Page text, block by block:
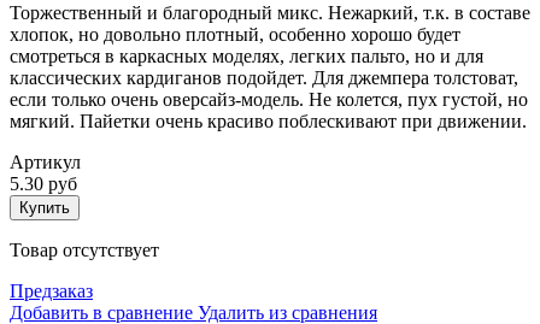
Торжественный и благородный микс. Нежаркий, т.к. в составе
хлопок, но довольно плотный, особенно хорошо будет
смотреться в каркасных моделях, легких пальто, но и для
классических кардиганов подойдет. Для джемпера толстоват,
если только очень оверсайз-модель. Не колется, пух густой, но
мягкий. Пайетки очень красиво поблескивают при движении.
Артикул
5.30 руб
Купить
Товар отсутствует
Предзаказ
Добавить в сравнение Удалить из сравнения